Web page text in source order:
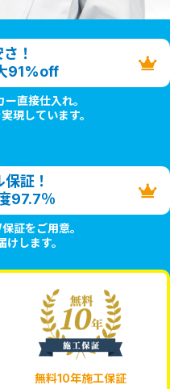
！
91%off
直接仕入れ。
現しています。
証！
97.7％
証をご用意。
します。
無料10年施工保証